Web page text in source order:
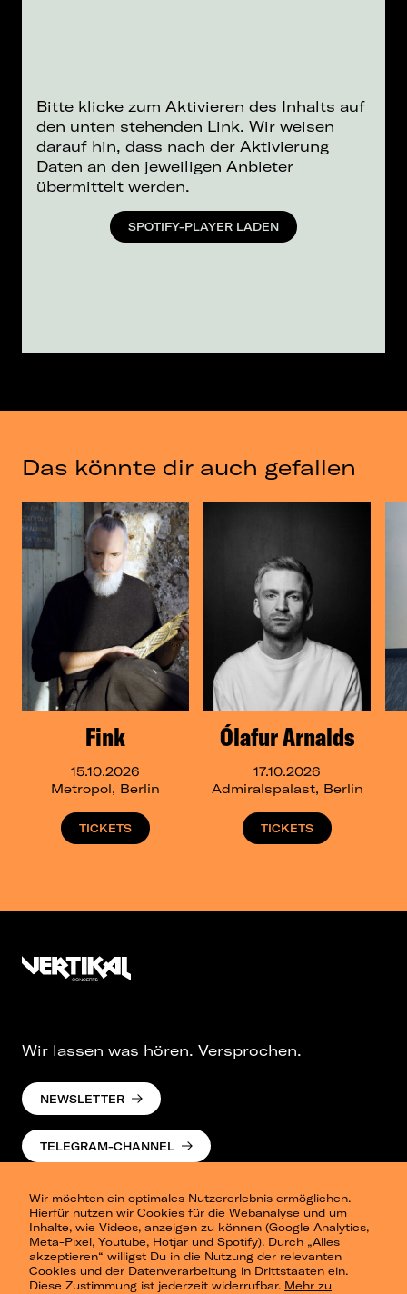
Bitte klicke zum Aktivieren des Inhalts auf
den unten stehenden Link. Wir weisen
darauf hin, dass nach der Aktivierung
Daten an den jeweiligen Anbieter
übermittelt werden.
SPOTIFY-PLAYER LADEN
Das könnte dir auch gefallen
Fink
15.10.2026
Metropol, Berlin
TICKETS
Ólafur Arnalds
17.10.2026
Admiralspalast, Berlin
TICKETS
Wir möchten ein optimales Nutzererlebnis ermöglichen.
Hierfür nutzen wir Cookies für die Webanalyse und um
Inhalte, wie Videos, anzeigen zu können (Google Analytics,
Meta-Pixel, Youtube, Hotjar und Spotify). Durch „Alles
akzeptieren“ willigst Du in die Nutzung der relevanten
Cookies und der Datenverarbeitung in Drittstaaten ein.
Diese Zustimmung ist jederzeit widerrufbar. Mehr zu
Wir lassen was hören. Versprochen.
NEWSLETTER
TELEGRAM-CHANNEL
Presse